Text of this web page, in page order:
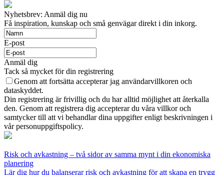
Nyhetsbrev: Anmäl dig nu
Få inspiration, kunskap och små genvägar direkt i din inkorg.
E-post
Anmäl dig
Tack så mycket för din registrering
Genom att fortsätta accepterar jag användarvillkoren och
dataskyddet.
Din registrering är frivillig och du har alltid möjlighet att återkalla
den. Genom att registrera dig accepterar du våra villkor och
samtycker till att vi behandlar dina uppgifter enligt beskrivningen i
vår personuppgiftspolicy.
Risk och avkastning – två sidor av samma mynt i din ekonomiska
planering
Lär dig hur du balanserar risk och avkastning för att skapa en trygg